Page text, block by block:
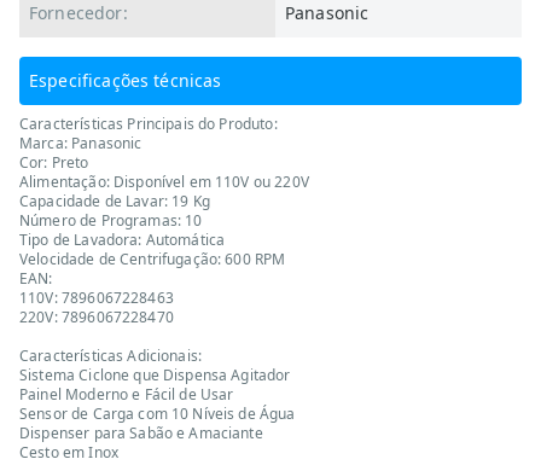
Fornecedor: Panasonic
Especificações técnicas
Características Principais do Produto:
Marca: Panasonic
Cor: Preto
Alimentação: Disponível em 110V ou 220V
Capacidade de Lavar: 19 Kg
Número de Programas: 10
Tipo de Lavadora: Automática
Velocidade de Centrifugação: 600 RPM
EAN:
110V: 7896067228463
220V: 7896067228470
Características Adicionais:
Sistema Ciclone que Dispensa Agitador
Painel Moderno e Fácil de Usar
Sensor de Carga com 10 Níveis de Água
Dispenser para Sabão e Amaciante
Cesto em Inox